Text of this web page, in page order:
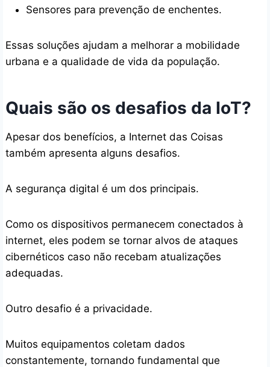
Sensores para prevenção de enchentes.
Essas soluções ajudam a melhorar a mobilidade
urbana e a qualidade de vida da população.
Quais são os desafios da IoT?
Apesar dos benefícios, a Internet das Coisas
também apresenta alguns desafios.
A segurança digital é um dos principais.
Como os dispositivos permanecem conectados à
internet, eles podem se tornar alvos de ataques
cibernéticos caso não recebam atualizações
adequadas.
Outro desafio é a privacidade.
Muitos equipamentos coletam dados
constantemente, tornando fundamental que